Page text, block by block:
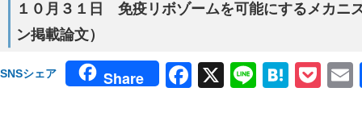
１０月３１日 免疫リボゾームを可能にするメカニ
ン掲載論文）
SNSシェア Share Facebook
X Line